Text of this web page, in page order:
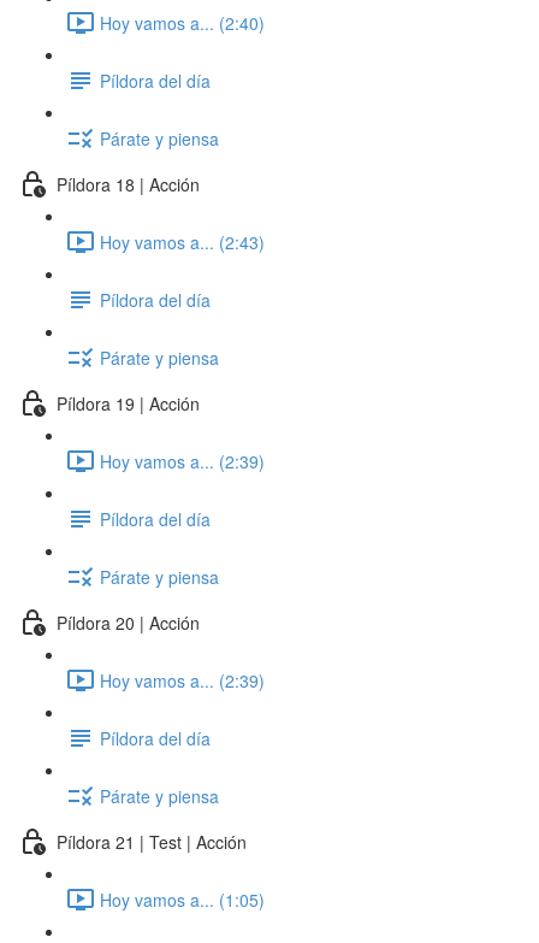
Hoy vamos a... (2:40)
Píldora del día
Párate y piensa
Píldora 18 | Acción
Hoy vamos a... (2:43)
Píldora del día
Párate y piensa
Píldora 19 | Acción
Hoy vamos a... (2:39)
Píldora del día
Párate y piensa
Píldora 20 | Acción
Hoy vamos a... (2:39)
Píldora del día
Párate y piensa
Píldora 21 | Test | Acción
Hoy vamos a... (1:05)